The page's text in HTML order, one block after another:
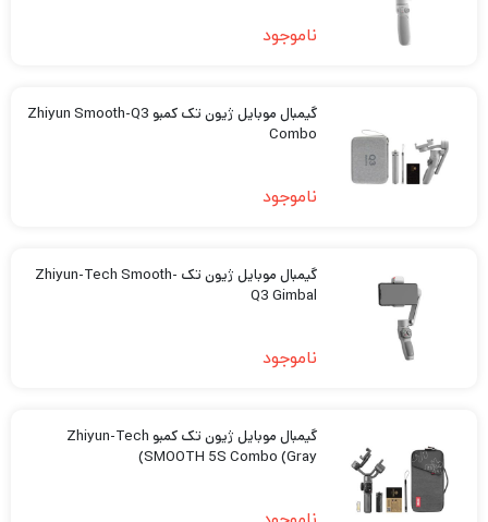
ناموجود
گیمبال موبایل ژیون تک کمبو Zhiyun Smooth-Q3
Combo
ناموجود
گیمبال موبایل ژیون تک Zhiyun-Tech Smooth-
Q3 Gimbal
ناموجود
گیمبال موبایل ژیون تک کمبو Zhiyun-Tech
SMOOTH 5S Combo (Gray)